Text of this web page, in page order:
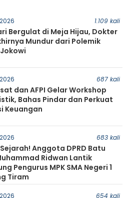
1.109 kali
Bergulat di Meja Hijau, Dokter
Mundur dari Polemik
687 kali
dan AFPI Gelar Workshop
Bahas Pindar dan Perkuat
Keuangan
683 kali
Anggota DPRD Batu
Ridwan Lantik
Pengurus MPK SMA Negeri 1
Tiram
654 kali